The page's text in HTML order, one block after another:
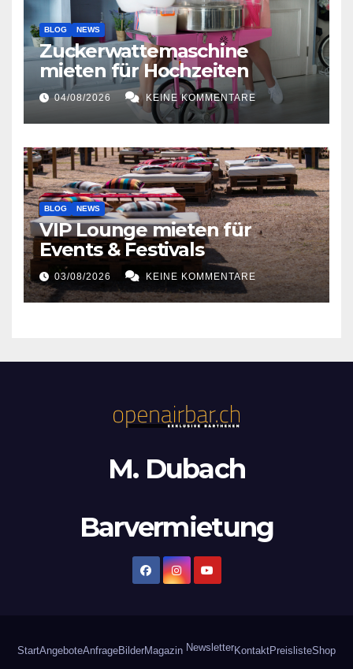
BLOG NEWS
Zuckerwattemaschine
mieten für Hochzeiten
04/08/2026 KEINE KOMMENTARE
BLOG NEWS
VIP Lounge mieten für
Events & Festivals
03/08/2026 KEINE KOMMENTARE
M. Dubach
Barvermietung
StartAngeboteAnfrageBilderMagazin NewsletterKontaktPreislisteShop